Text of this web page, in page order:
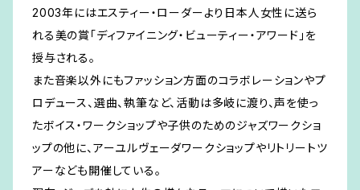
2003年にはエスティー・ローダーより日本人女性に送ら
れる美の賞「ディファイニング・ビューティー・アワード」を
授与される。
また音楽以外にもファッション方面のコラボレーションやプ
ロデュース、選曲、執筆など、活動は多岐に渡り、声を使っ
たボイス・ワークショップや子供のためのジャズワークショ
ップの他に、アーユルヴェーダワークショップやリトリートツ
アーなども開催している。